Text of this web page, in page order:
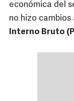
económica del
no hizo
Interno Bruto